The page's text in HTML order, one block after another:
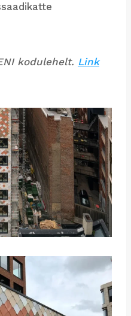
kodulehelt. Link